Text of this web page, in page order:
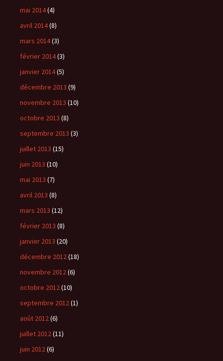
mai 2014(4)
avril 2014(8)
mars 2014(3)
février 2014(3)
janvier 2014(5)
décembre 2013 (9)
novembre 2013 (10)
octobre 2013 (8)
septembre 2013 (3)
juillet 2013 (15)
juin 2013 (10)
mai 2013 (7)
avril 2013 (8)
mars 2013 (12)
février 2013 (8)
janvier 2013 (20)
décembre 2012(18)
novembre 2012(6)
octobre 2012(10)
septembre 2012(1)
août 2012(6)
juillet 2012(11)
juin 2012(6)